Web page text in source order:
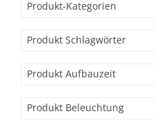
Produkt-Kategorien
Produkt Schlagwörter
Produkt Aufbauzeit
Produkt Beleuchtung